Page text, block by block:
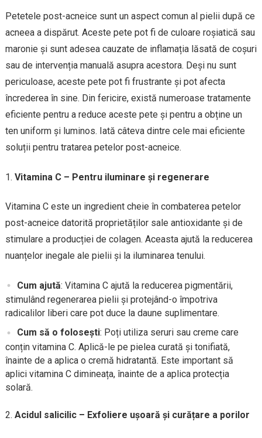
Petetele post-acneice sunt un aspect comun al pielii după ce
acneea a dispărut. Aceste pete pot fi de culoare roșiatică sau
maronie și sunt adesea cauzate de inflamația lăsată de coșuri
sau de intervenția manuală asupra acestora. Deși nu sunt
periculoase, aceste pete pot fi frustrante și pot afecta
încrederea în sine. Din fericire, există numeroase tratamente
eficiente pentru a reduce aceste pete și pentru a obține un
ten uniform și luminos. Iată câteva dintre cele mai eficiente
soluții pentru tratarea petelor post-acneice.
Vitamina C – Pentru iluminare și regenerare
Vitamina C este un ingredient cheie în combaterea petelor
post-acneice datorită proprietăților sale antioxidante și de
stimulare a producției de colagen. Aceasta ajută la reducerea
nuanțelor inegale ale pielii și la iluminarea tenului.
Cum ajută: Vitamina C ajută la reducerea pigmentării,
stimulând regenerarea pielii și protejând-o împotriva
radicalilor liberi care pot duce la daune suplimentare.
Cum să o folosești: Poți utiliza seruri sau creme care
conțin vitamina C. Aplică-le pe pielea curată și tonifiată,
înainte de a aplica o cremă hidratantă. Este important să
aplici vitamina C dimineața, înainte de a aplica protecția
solară.
Acidul salicilic – Exfoliere ușoară și curățare a porilor